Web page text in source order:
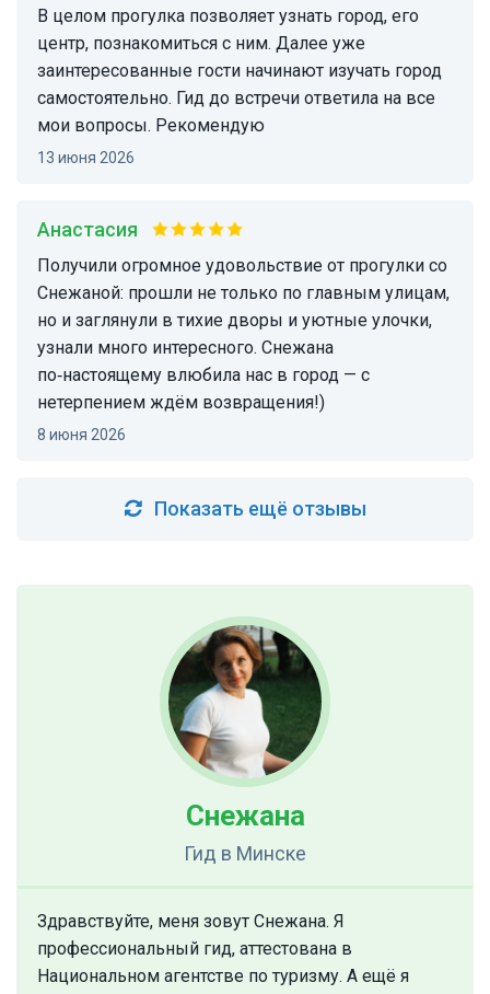
В целом прогулка позволяет узнать город, его
центр, познакомиться с ним. Далее уже
заинтересованные гости начинают изучать город
самостоятельно. Гид до встречи ответила на все
мои вопросы. Рекомендую
13 июня 2026
Анастасия
Получили огромное удовольствие от прогулки со
Снежаной: прошли не только по главным улицам,
но и заглянули в тихие дворы и уютные улочки,
узнали много интересного. Снежана
по‑настоящему влюбила нас в город — с
нетерпением ждём возвращения!)
8 июня 2026
Показать ещё отзывы
Снежана
Гид в Минске
Здравствуйте, меня зовут Снежана. Я
профессиональный гид, аттестована в
Национальном агентстве по туризму. А ещё я